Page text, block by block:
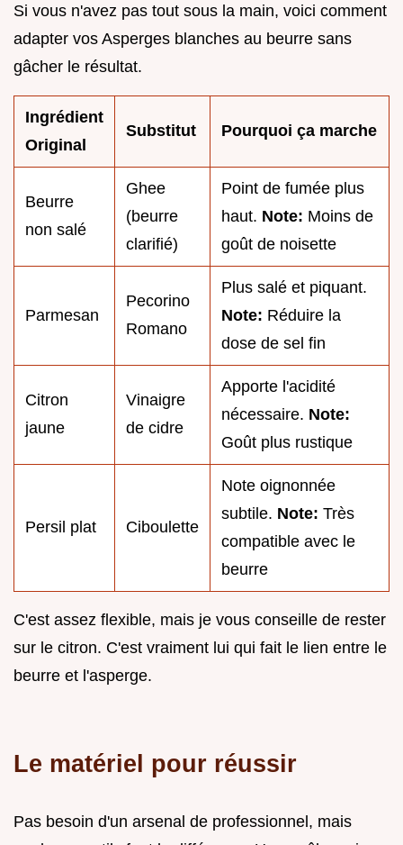
Si vous n'avez pas tout sous la main, voici comment
adapter vos Asperges blanches au beurre sans
gâcher le résultat.
Ingrédient
Original
Substitut Pourquoi ça marche
Beurre
non salé
Ghee
(beurre
clarifié)
Point de fumée plus
haut. Note: Moins de
goût de noisette
Parmesan
Pecorino
Romano
Plus salé et piquant.
Note: Réduire la
dose de sel fin
Citron
jaune
Vinaigre
de cidre
Apporte l'acidité
nécessaire. Note:
Goût plus rustique
Persil plat Ciboulette
Note oignonnée
subtile. Note: Très
compatible avec le
beurre
C'est assez flexible, mais je vous conseille de rester
sur le citron. C'est vraiment lui qui fait le lien entre le
beurre et l'asperge.
Le matériel pour réussir
Pas besoin d'un arsenal de professionnel, mais